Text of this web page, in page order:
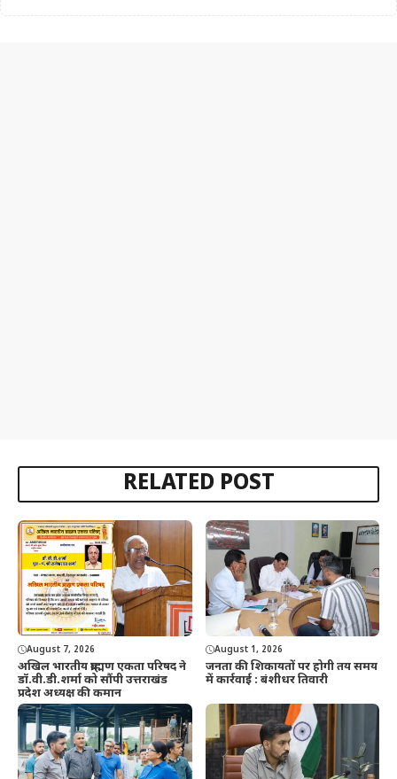
RELATED POST
August 7, 2026
अखिल भारतीय ब्राह्मण एकता परिषद ने
डॉ.वी.डी.शर्मा को सौंपी उत्तराखंड
प्रदेश अध्यक्ष की कमान
August 1, 2026
जनता की शिकायतों पर होगी तय समय
में कार्रवाई : बंशीधर तिवारी